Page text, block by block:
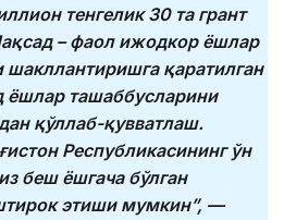
тенгелик 30 та грант
– фаол ижодкор ёшлар
қаратилган
ёшлар ташаббусларини
қўллаб-қувватлаш.
Республикасининг ўн
беш ёшгача бўлган
этиши мумкин”, —